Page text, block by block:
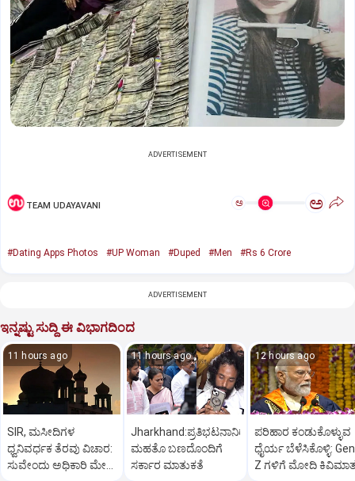
ADVERTISEMENT
TEAM UDAYAVANI ಅ ಅ
#Dating Apps Photos #UP Woman #Duped #Men #Rs 6 Crore
ADVERTISEMENT
ಇನ್ನಷ್ಟು ಸುದ್ದಿ ಈ ವಿಭಾಗದಿಂದ
11 hours ago
SIR, ಮಸೀದಿಗಳ
ಧ್ವನಿವರ್ಧಕ ತೆರವು ವಿಚಾರ:
ಸುವೇಂದು ಅಧಿಕಾರಿ ಮೇಲೆ
11 hours ago
Jharkhand:ಪ್ರತಿಭಟನಾನಿರತ
ಮಹತೊ ಬಣದೊಂದಿಗೆ
ಸರ್ಕಾರ ಮಾತುಕತೆ
12 hours ago
ಪರಿಹಾರ ಕಂಡುಕೊಳ್ಳುವ
ಧೈರ್ಯ ಬೆಳೆಸಿಕೊಳ್ಳಿ:
Z ಗಳಿಗೆ ಮೋದಿ